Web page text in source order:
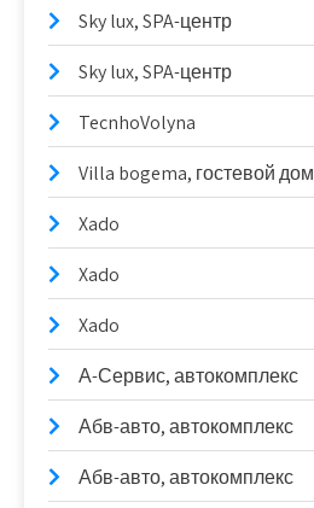
Sky lux, SPA-центр
Sky lux, SPA-центр
TecnhoVolyna
Villa bogema, гостевой дом
Xado
Xado
Xado
А-Сервис, автокомплекс
Абв-авто, автокомплекс
Абв-авто, автокомплекс